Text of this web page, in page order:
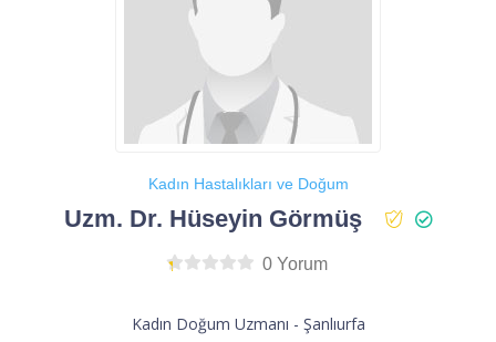
Kadın Hastalıkları ve Doğum
Uzm. Dr. Hüseyin Görmüş
0 Yorum
Kadın Doğum Uzmanı - Şanlıurfa